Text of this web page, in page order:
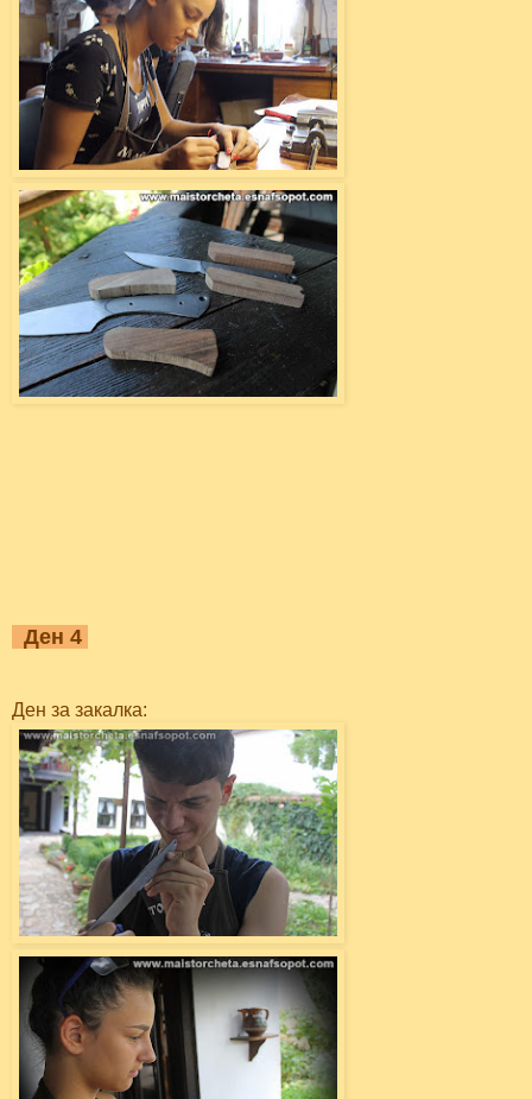
Ден 4
Ден за закалка: